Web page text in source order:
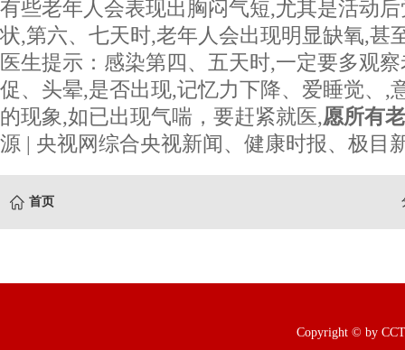
有些老年人会表现出胸闷气短,尤其是活动
状,第六、七天时,老年人会出现明显缺氧,甚
医生提示：感染第四、五天时,一定要多观
促、头晕,是否出现,记忆力下降、爱睡觉、,
的现象,如已出现气喘，要赶紧就医,愿所有
源 | 央视网综合央视新闻、健康时报、极目
首页
Copyright © by